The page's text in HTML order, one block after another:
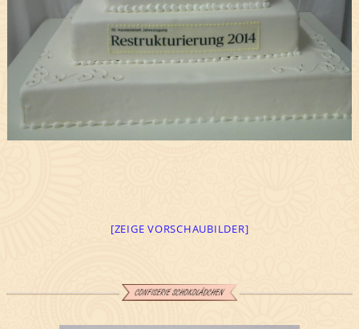
[ZEIGE VORSCHAUBILDER]